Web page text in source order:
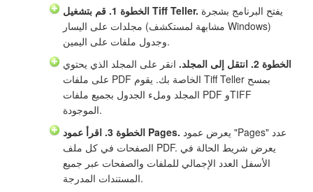
الخطوة 1. قم بتشغيل Tiff Teller.
مجلدات على اليسار (مشابهة لمستكشف Windows)
وجدول ملفات على اليمين.
الخطوة 2. انتقل إلى المجلد.
انقر على المجلد الذي يحتوي
على ملفات PDF الخاصة بك. يقوم Tiff Teller بمسح
المجلد وملء الجدول بجميع ملفات PDF وTIFF
الموجودة.
الخطوة 3. اقرأ عمود Pages.
الصفحات في كل ملف PDF. يعرض شريط الحالة في
الأسفل العدد الإجمالي للملفات والصفحات عبر جميع
المستندات المدرجة.